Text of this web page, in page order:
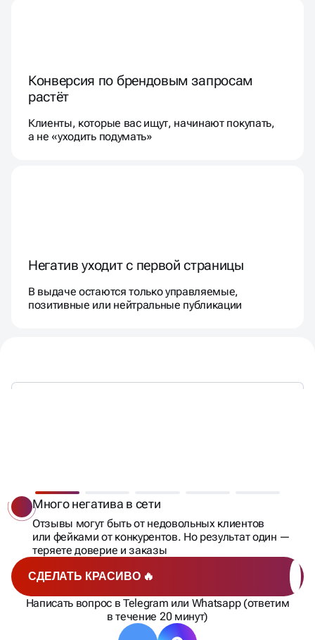
Конверсия по брендовым запросам
растёт
Клиенты, которые вас ищут, начинают покупать,
а не «уходить подумать»
Негатив уходит с первой страницы
В выдаче остаются только управляемые,
позитивные или нейтральные публикации
СДЕЛАТЬ КРАСИВО 🔥
Написать вопрос в Telegram или Whatsapp (ответим
в течение 20 минут)
Много негатива в сети
Отзывы могут быть от недовольных клиентов
или фейками от конкурентов. Но результат один —
теряете доверие и заказы